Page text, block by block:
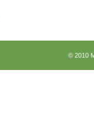
© 2010